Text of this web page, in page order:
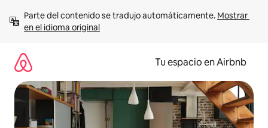
contenido
Parte del contenido se tradujo automáticamente. Mostrar
en el idioma original
Tu espacio en Airbnb